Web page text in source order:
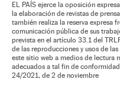
EL PAÍS ejerce la oposición
la elaboración de revistas de
también realiza la reserva expresa
comunicación pública de sus
prevista en el artículo 33.1 del
de las reproducciones y usos de
este sitio web a medios de lectura
adecuados a tal fin de
24/2021, de 2 de noviembre